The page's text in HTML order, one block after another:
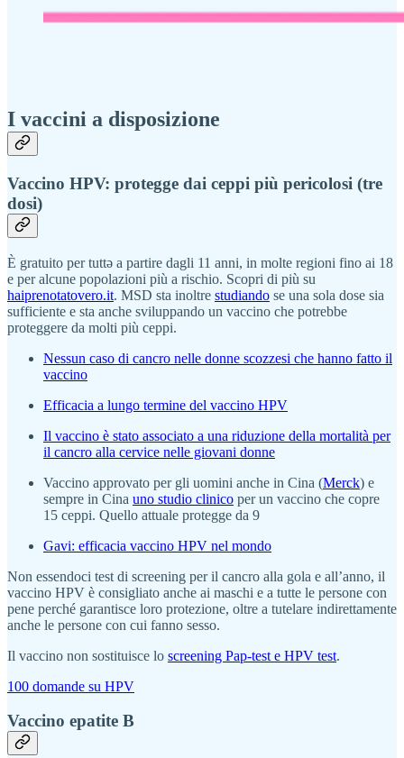
I vaccini a disposizione
Vaccino HPV: protegge dai ceppi più pericolosi (tre
dosi)
È gratuito per tuttə a partire dagli 11 anni, in molte regioni fino ai 18
e per alcune popolazioni più a rischio. Scopri di più su
haiprenotatovero.it. MSD sta inoltre studiando se una sola dose sia
sufficiente e sta anche sviluppando un vaccino che potrebbe
proteggere da molti più ceppi.
Nessun caso di cancro nelle donne scozzesi che hanno fatto il
vaccino
Efficacia a lungo termine del vaccino HPV
Il vaccino è stato associato a una riduzione della mortalità per
il cancro alla cervice nelle giovani donne
Vaccino approvato per gli uomini anche in Cina (Merck) e
sempre in Cina uno studio clinico per un vaccino che copre
15 ceppi. Quello attuale protegge da 9
Gavi: efficacia vaccino HPV nel mondo
Non essendoci test di screening per il cancro alla gola e all’anno, il
vaccino HPV è consigliato anche ai maschi e a tutte le persone con
pene perché garantisce loro protezione, oltre a tutelare indirettamente
anche le persone con cui fanno sesso.
Il vaccino non sostituisce lo screening Pap-test e HPV test.
100 domande su HPV
Vaccino epatite B